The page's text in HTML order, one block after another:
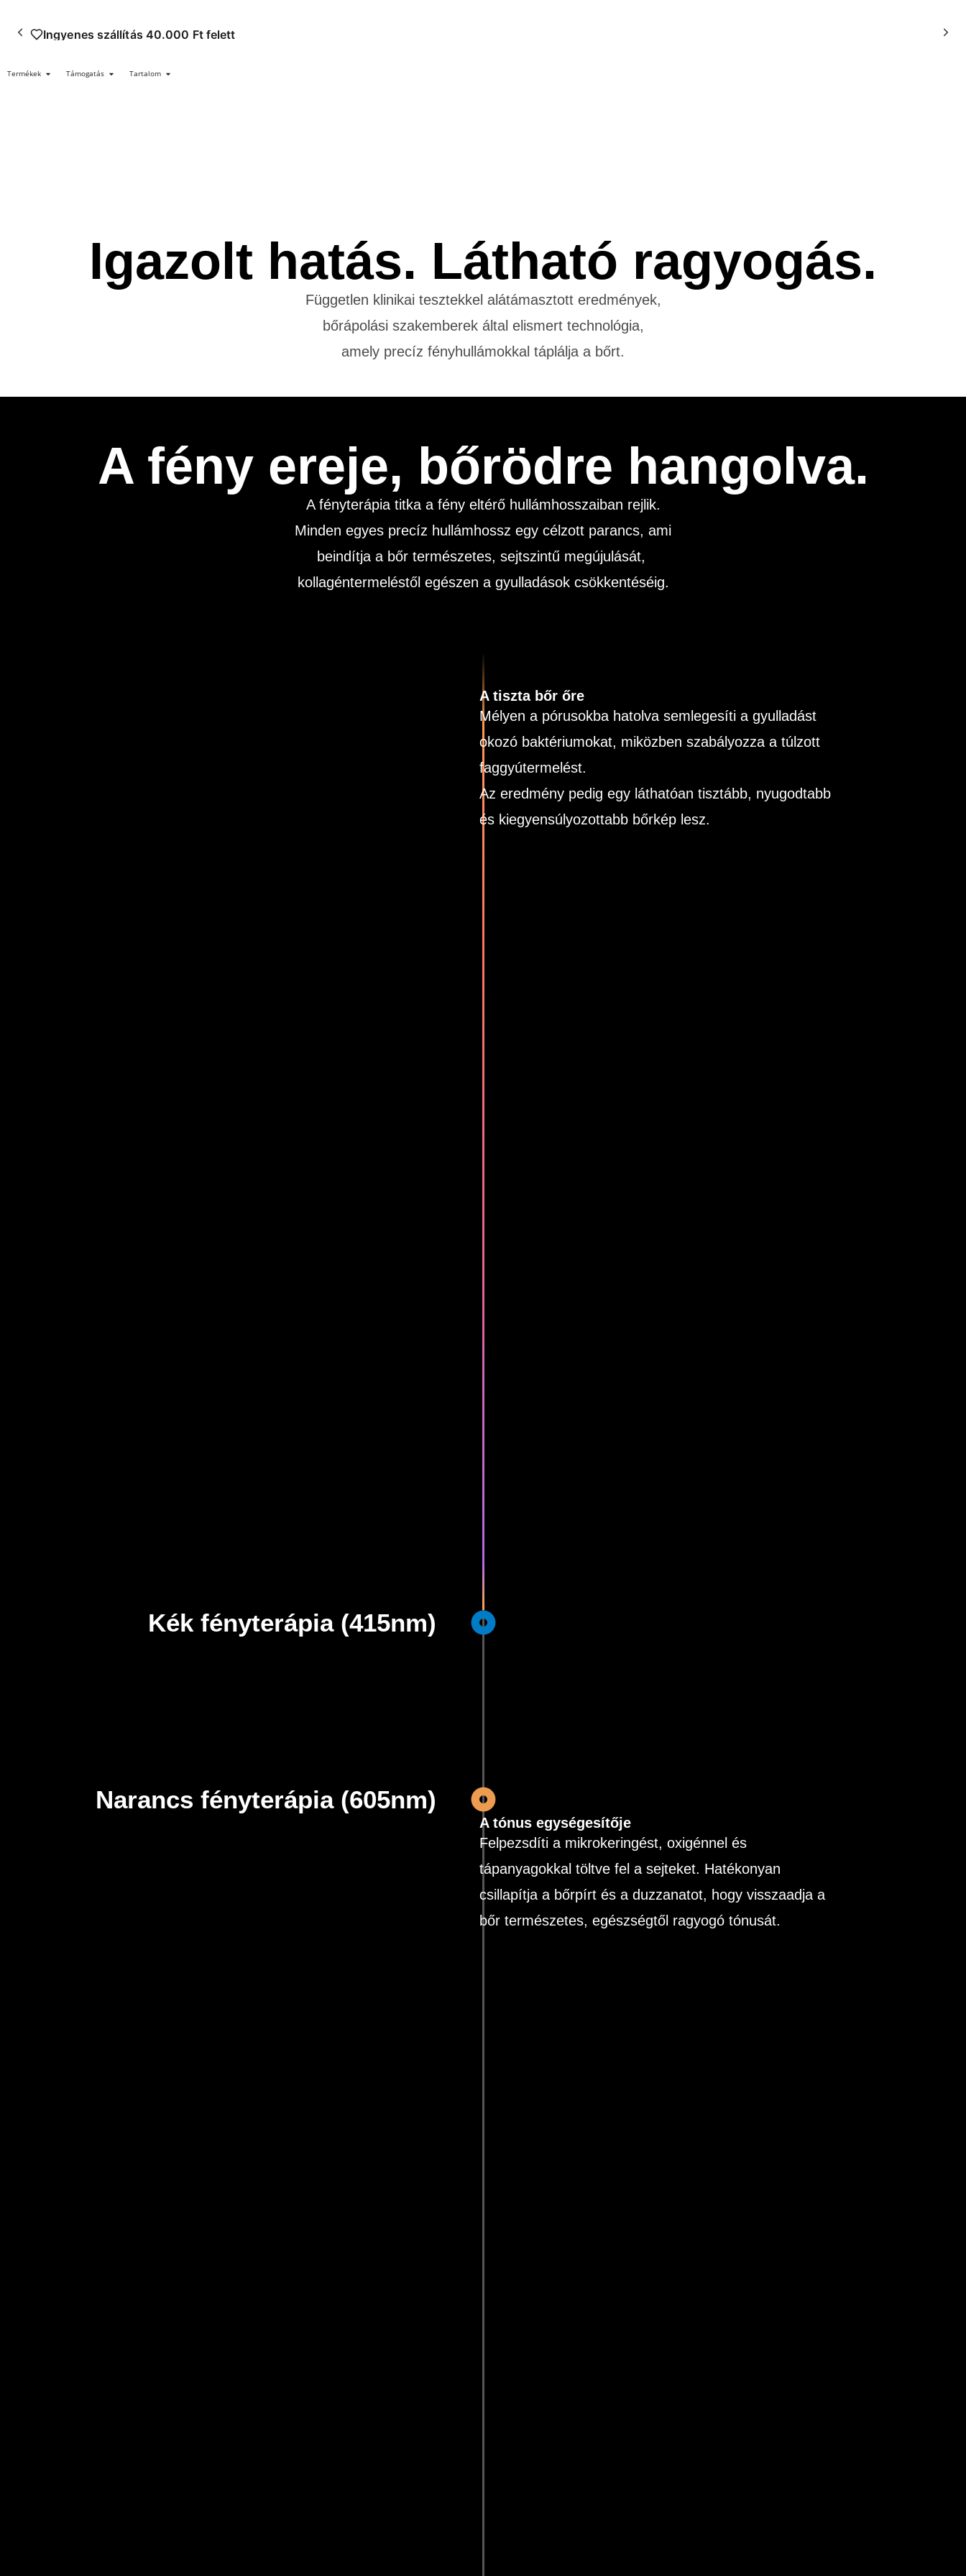
Ingyenes szállítás 40.000 Ft felett
Termékek Támogatás Tartalom
Igazolt hatás. Látható ragyogás.
Független klinikai tesztekkel alátámasztott eredmények,
bőrápolási szakemberek által elismert technológia,
amely precíz fényhullámokkal táplálja a bőrt.
A fény ereje, bőrödre hangolva.
A fényterápia titka a fény eltérő hullámhosszaiban rejlik.
Minden egyes precíz hullámhossz egy célzott parancs, ami
beindítja a bőr természetes, sejtszintű megújulását,
kollagéntermeléstől egészen a gyulladások csökkentéséig.
Kék fényterápia (415nm)
A tiszta bőr őre
Mélyen a pórusokba hatolva semlegesíti a gyulladást
okozó baktériumokat, miközben szabályozza a túlzott
faggyútermelést.
Az eredmény pedig egy láthatóan tisztább, nyugodtabb
és kiegyensúlyozottabb bőrkép lesz.
Narancs fényterápia (605nm)
A tónus egységesítője
Felpezsdíti a mikrokeringést, oxigénnel és
tápanyagokkal töltve fel a sejteket. Hatékonyan
csillapítja a bőrpírt és a duzzanatot, hogy visszaadja a
bőr természetes, egészségtől ragyogó tónusát.